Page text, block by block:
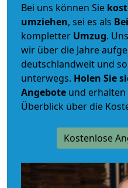
Bei uns können Sie
umziehen, sei es als
kompletter Umzug.
wir über die Jahre
deutschlandweit und
unterwegs. Holen Sie
Angebote und erhalten
Überblick über die
Kostenlose